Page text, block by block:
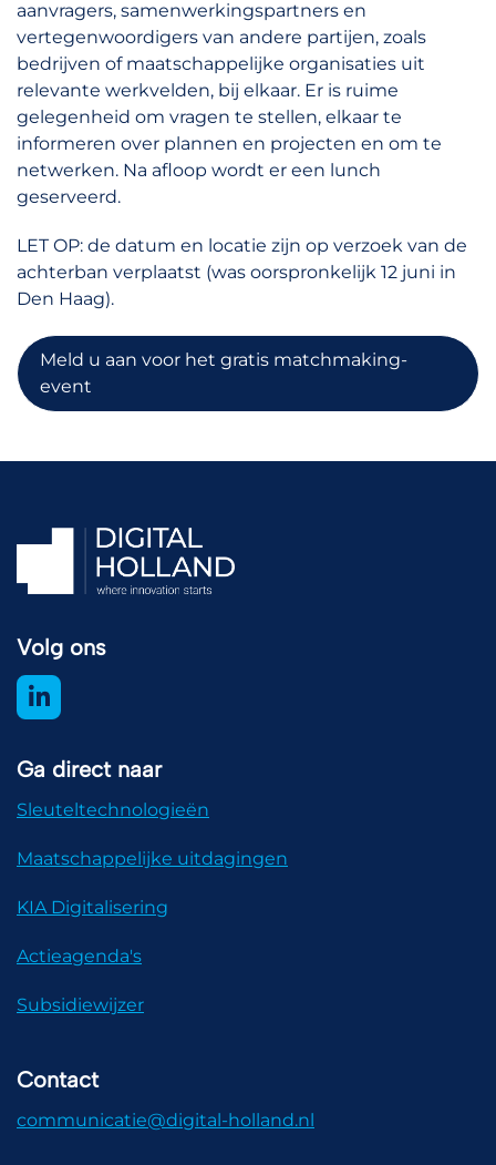
aanvragers, samenwerkingspartners en
vertegenwoordigers van andere partijen, zoals
bedrijven of maatschappelijke organisaties uit
relevante werkvelden, bij elkaar. Er is ruime
gelegenheid om vragen te stellen, elkaar te
informeren over plannen en projecten en om te
netwerken. Na afloop wordt er een lunch
geserveerd.
LET OP: de datum en locatie zijn op verzoek van de
achterban verplaatst (was oorspronkelijk 12 juni in
Den Haag).
Meld u aan voor het gratis matchmaking-
event
Volg ons
Ga direct naar
Sleuteltechnologieën
Maatschappelijke uitdagingen
KIA Digitalisering
Actieagenda's
Subsidiewijzer
Contact
communicatie@digital-holland.nl